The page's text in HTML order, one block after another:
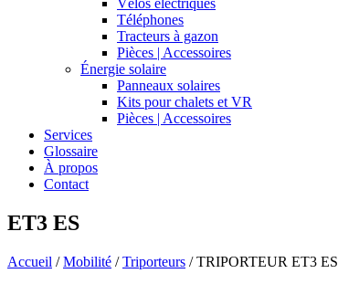
Vélos électriques
Téléphones
Tracteurs à gazon
Pièces | Accessoires
Énergie solaire
Panneaux solaires
Kits pour chalets et VR
Pièces | Accessoires
Services
Glossaire
À propos
Contact
ET3 ES
Accueil /Mobilité /Triporteurs /TRIPORTEUR ET3 ES